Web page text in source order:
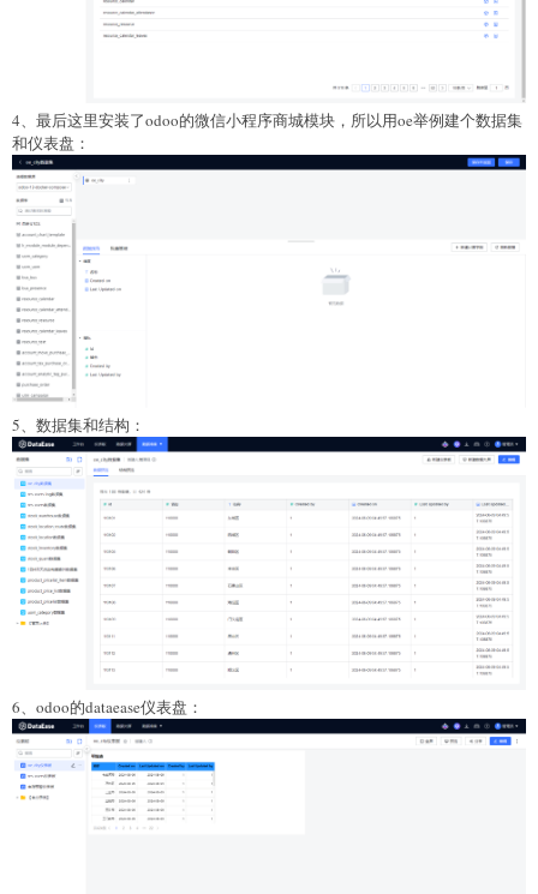
4、最后这里安装了odoo的微信小程序商城模块，所以用oe举例建个数据集
和仪表盘：
5、数据集和结构：
6、odoo的dataease仪表盘：